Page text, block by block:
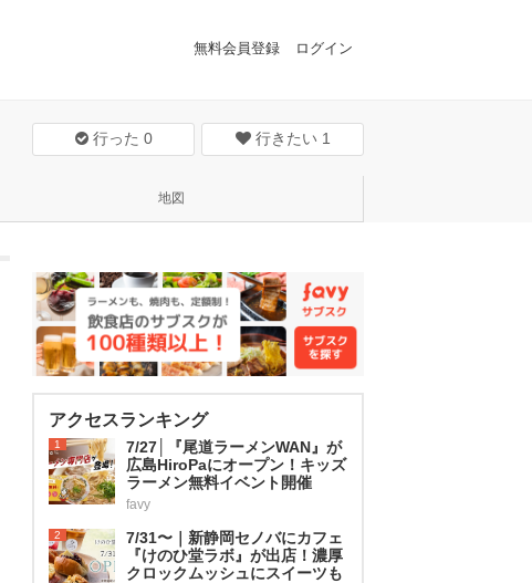
無料会員登録 ログイン
行った 0 行きたい 1
地図
アクセスランキング
1
7/27│『尾道ラーメンWAN』が
広島HiroPaにオープン！キッズ
ラーメン無料イベント開催
favy
2
7/31〜｜新静岡セノバにカフェ
『けのひ堂ラボ』が出店！濃厚
クロックムッシュにスイーツも